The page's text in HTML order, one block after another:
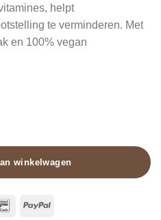
helpt
te verminderen. Met
en 100% vegan
Gummies aantal
winkelwagen
BancontactPayPal